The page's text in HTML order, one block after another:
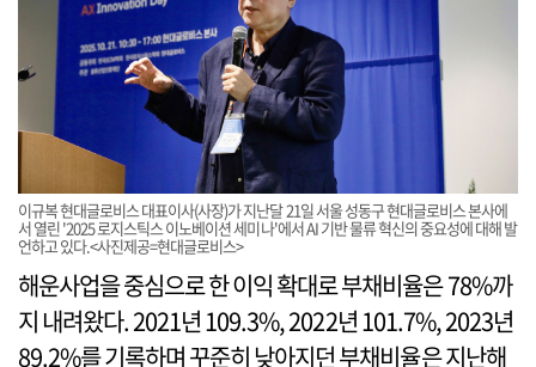
이규복 현대글로비스 대표이사(사장)가 지난달 21일 서울 성동구 현대글로비스 본사에
서 열린 '2025 로지스틱스 이노베이션 세미나'에서 AI 기반 물류 혁신의 중요성에 대해 발
언하고 있다.<사진제공=현대글로비스>
해운사업을 중심으로 한 이익 확대로 부채비율은 78%까
지 내려왔다. 2021년 109.3%, 2022년 101.7%, 2023년
89.2%를 기록하며 꾸준히 낮아지던 부채비율은 지난해